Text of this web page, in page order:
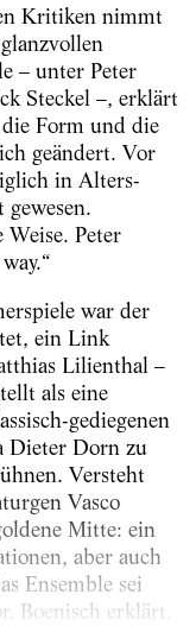
Kritiken nimmt
– unter Peter
Steckel –, erklärt
Form und die
geändert. Vor
in Alters-
Weise. Peter
war der
ein Link
Lilienthal –
als eine
gediegenen
Dieter Dorn zu
Versteht
Vasco
Mitte: ein
aber auch
Ensemble sei
Boenisch erklärt,